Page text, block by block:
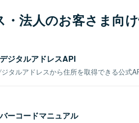
・法人のお客さま向
ジタルアドレスAPI
タルアドレスから住所を取得できる公式
ーコードマニュアル